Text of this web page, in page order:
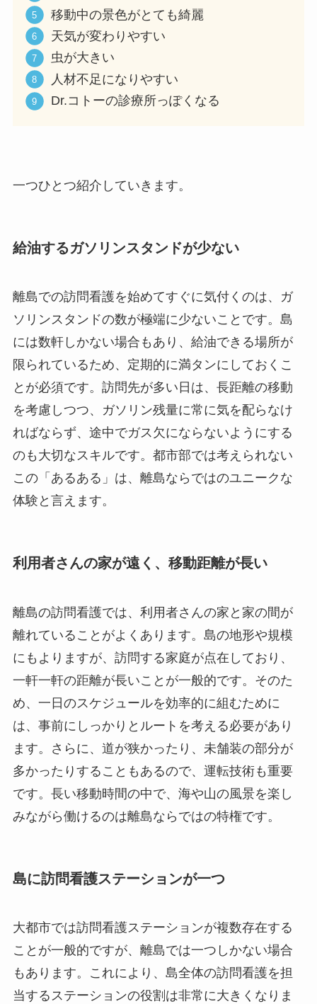
移動中の景色がとても綺麗
天気が変わりやすい
虫が大きい
人材不足になりやすい
Dr.コトーの診療所っぽくなる
一つひとつ紹介していきます。
給油するガソリンスタンドが少ない
離島での訪問看護を始めてすぐに気付くのは、ガ
ソリンスタンドの数が極端に少ないことです。島
には数軒しかない場合もあり、給油できる場所が
限られているため、定期的に満タンにしておくこ
とが必須です。訪問先が多い日は、長距離の移動
を考慮しつつ、ガソリン残量に常に気を配らなけ
ればならず、途中でガス欠にならないようにする
のも大切なスキルです。都市部では考えられない
この「あるある」は、離島ならではのユニークな
体験と言えます。
利用者さんの家が遠く、移動距離が長い
離島の訪問看護では、利用者さんの家と家の間が
離れていることがよくあります。島の地形や規模
にもよりますが、訪問する家庭が点在しており、
一軒一軒の距離が長いことが一般的です。そのた
め、一日のスケジュールを効率的に組むために
は、事前にしっかりとルートを考える必要があり
ます。さらに、道が狭かったり、未舗装の部分が
多かったりすることもあるので、運転技術も重要
です。長い移動時間の中で、海や山の風景を楽し
みながら働けるのは離島ならではの特権です。
島に訪問看護ステーションが一つ
大都市では訪問看護ステーションが複数存在する
ことが一般的ですが、離島では一つしかない場合
もあります。これにより、島全体の訪問看護を担
当するステーションの役割は非常に大きくなりま